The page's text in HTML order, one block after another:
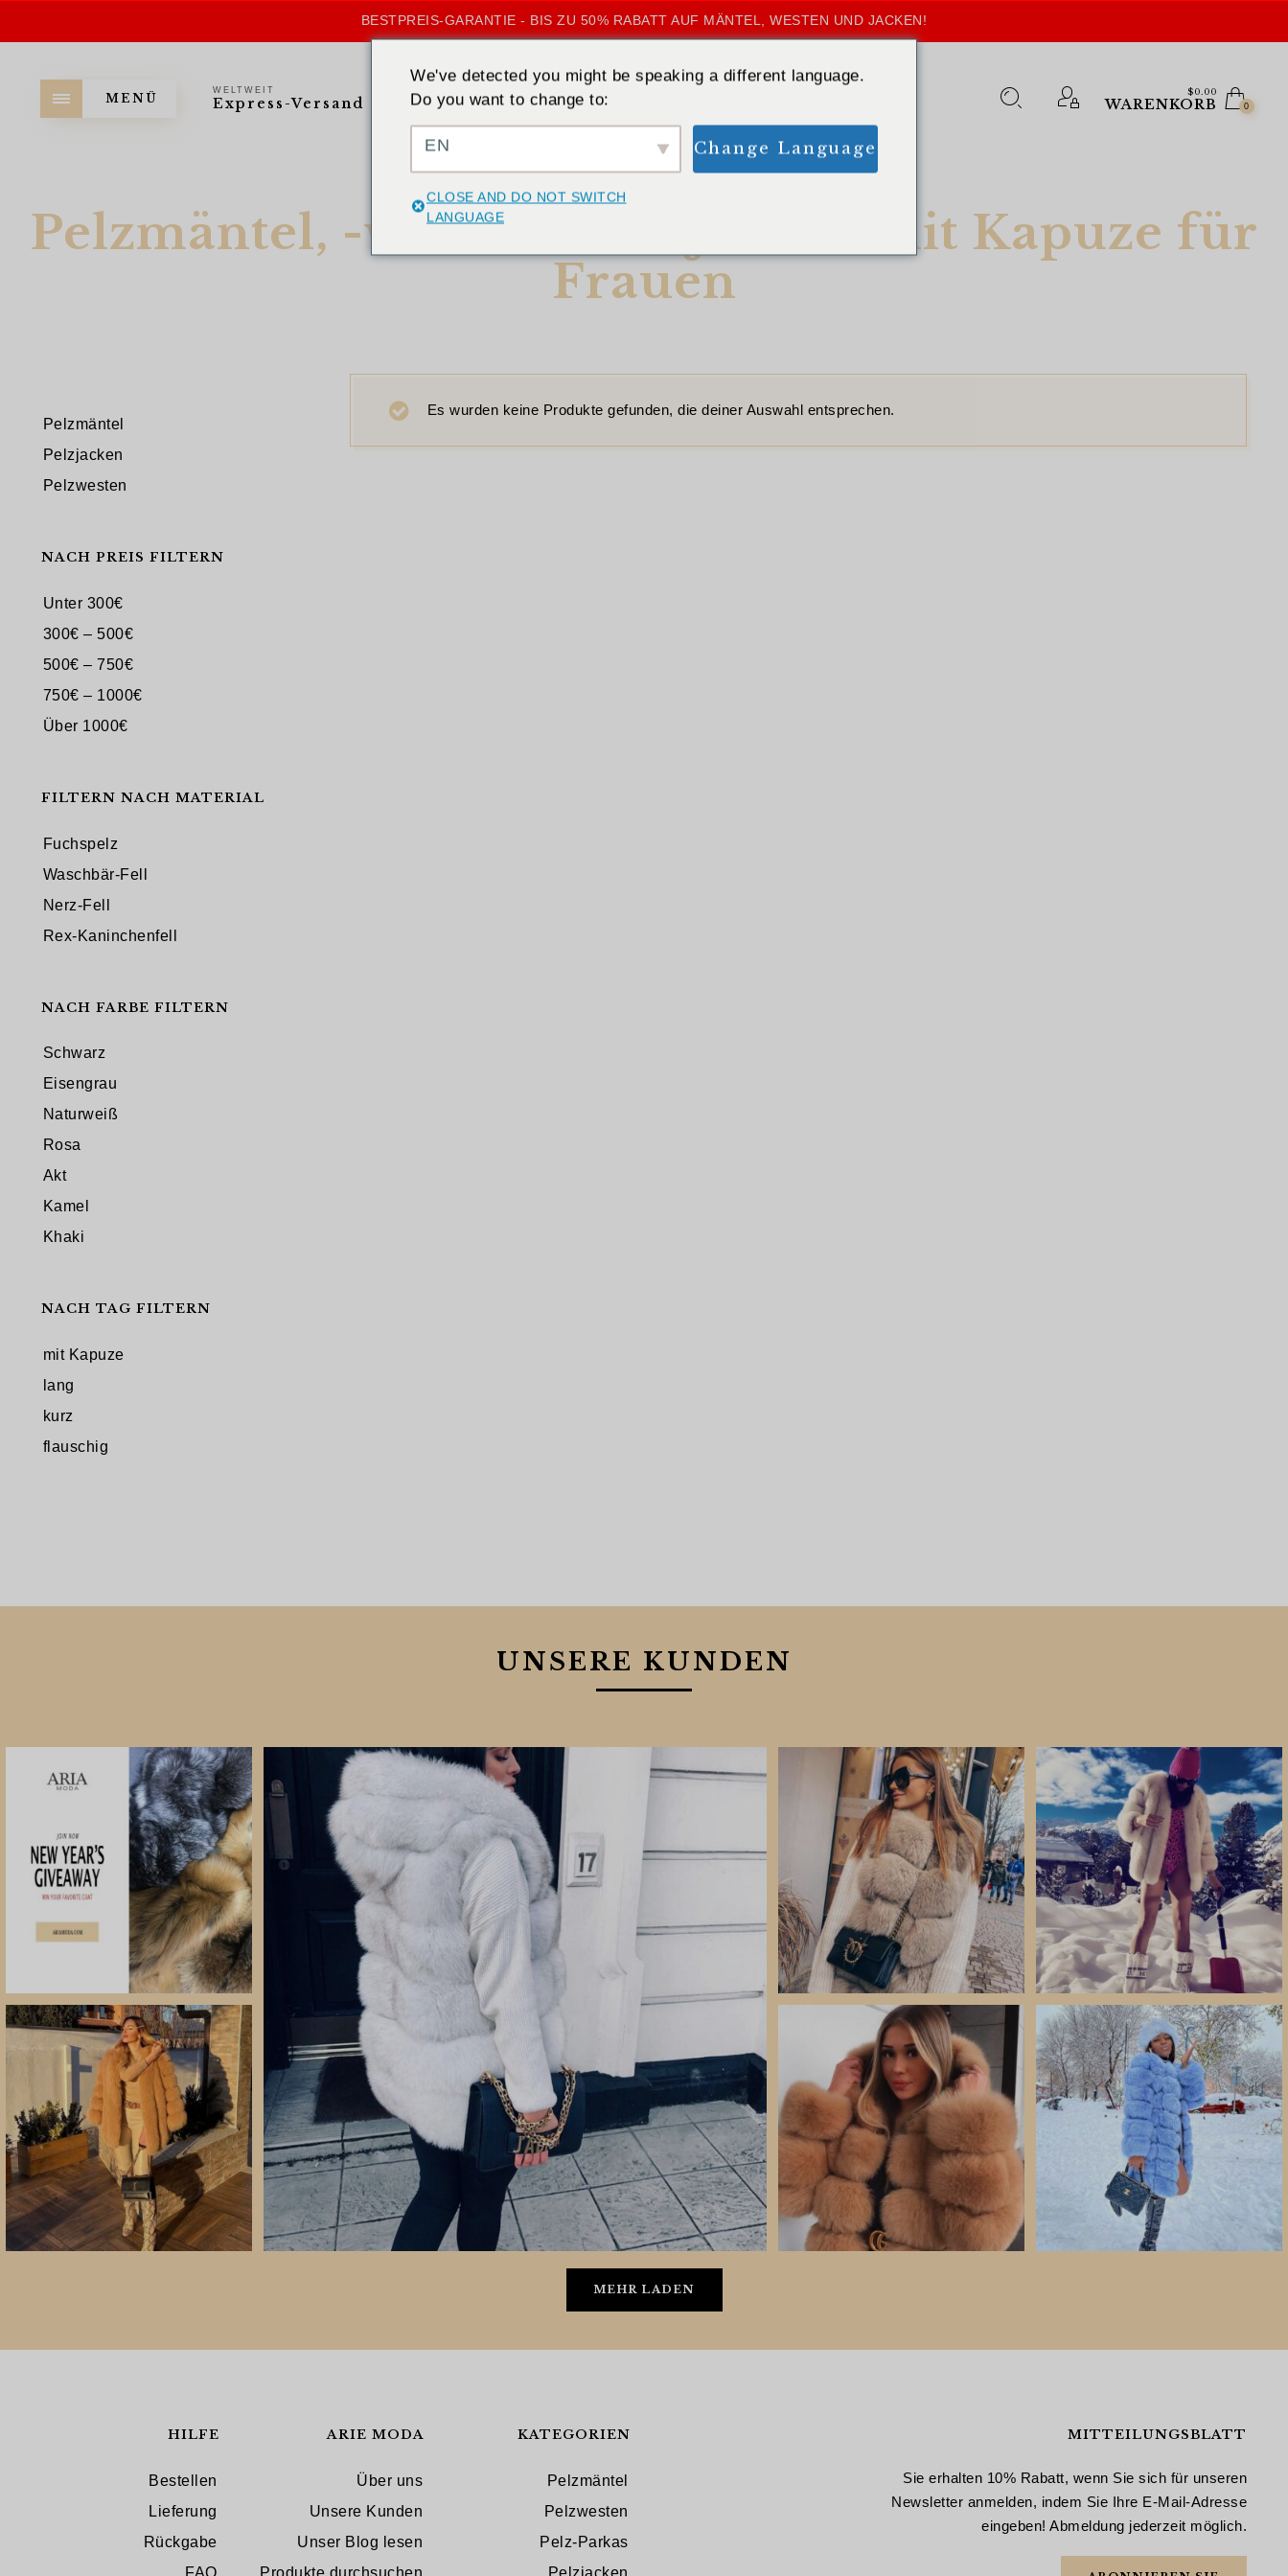
BESTPREIS-GARANTIE - BIS ZU 50% RABATT AUF MÄNTEL, WESTEN UND JACKEN!
MENÜ
WELTWEIT
Express-Versand
$0.00
WARENKORB 0
Pelzmäntel, -westen und -jacken mit Kapuze für
Frauen
Pelzmäntel
Pelzjacken
Pelzwesten
NACH PREIS FILTERN
Unter 300€
300€ – 500€
500€ – 750€
750€ – 1000€
Über 1000€
FILTERN NACH MATERIAL
Fuchspelz
Waschbär-Fell
Nerz-Fell
Rex-Kaninchenfell
NACH FARBE FILTERN
Schwarz
Eisengrau
Naturweiß
Rosa
Akt
Kamel
Khaki
NACH TAG FILTERN
mit Kapuze
lang
kurz
flauschig
Es wurden keine Produkte gefunden, die deiner Auswahl entsprechen.
UNSERE KUNDEN
MEHR LADEN
HILFE
Bestellen
Lieferung
Rückgabe
FAQ
ARIE MODA
Über uns
Unsere Kunden
Unser Blog lesen
Produkte durchsuchen
KATEGORIEN
Pelzmäntel
Pelzwesten
Pelz-Parkas
Pelzjacken
MITTEILUNGSBLATT
Sie erhalten 10% Rabatt, wenn Sie sich für unseren
Newsletter anmelden, indem Sie Ihre E-Mail-Adresse
eingeben! Abmeldung jederzeit möglich.
We've detected you might be speaking a different language.
Do you want to change to:
EN Change Language
CLOSE AND DO NOT SWITCH
LANGUAGE